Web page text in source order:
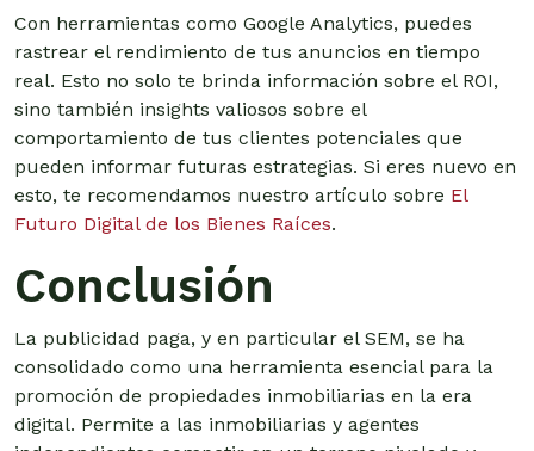
Con herramientas como Google Analytics, puedes
rastrear el rendimiento de tus anuncios en tiempo
real. Esto no solo te brinda información sobre el ROI,
sino también insights valiosos sobre el
comportamiento de tus clientes potenciales que
pueden informar futuras estrategias. Si eres nuevo en
esto, te recomendamos nuestro artículo sobre El
Futuro Digital de los Bienes Raíces.
Conclusión
La publicidad paga, y en particular el SEM, se ha
consolidado como una herramienta esencial para la
promoción de propiedades inmobiliarias en la era
digital. Permite a las inmobiliarias y agentes